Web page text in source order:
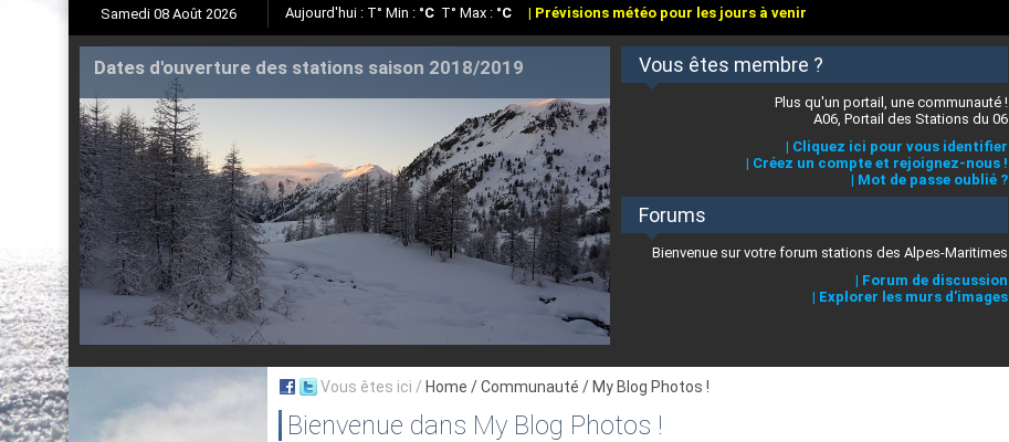
Samedi 08 Août 2026
Aujourd'hui : T° Min :°CT° Max :°C |Prévisions météo pour les jours à venir
Iso à 0° :mNeige sur 12 heures :cm Vent : |Prévisions météo pour les jours à venir
Suivez en direct l'actualité des stations des Alpes-Maritimes
Vous êtes membre ?
Plus qu'un portail, une communauté !
A06, Portail des Stations du 06
| Cliquez ici pour vous identifier
| Créez un compte et rejoignez-nous !
| Mot de passe oublié ?
Forums
Bienvenue sur votre forum stations des Alpes-Maritimes
| Forum de discussion
| Explorer les murs d'images
Vous êtes ici / Home / Communauté / My Blog Photos !
Bienvenue dans My Blog Photos !